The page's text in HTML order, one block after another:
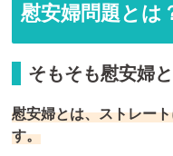
慰安婦問題とは
そもそも慰安婦
慰安婦とは、ストレー
す。